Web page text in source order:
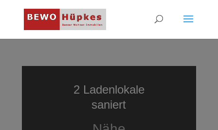
2 Ladenlokale
saniert